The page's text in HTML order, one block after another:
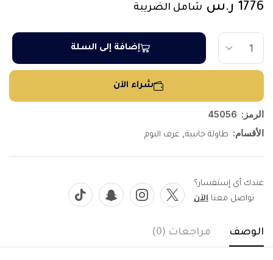
1776 ر.س شامل الضريبة
إضافة إلى السلة
شراء الآن
الرمز: 45056
الأقسام: طاولة جانبية, غرف النوم
عندك أي إستفسار؟
تواصل معنا الآن
الوصف مراجعات (0)